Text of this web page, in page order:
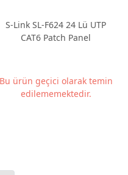
S-Link SL-F624 24 Lü UTP
CAT6 Patch Panel
Bu ürün geçici olarak temin
edilememektedir.